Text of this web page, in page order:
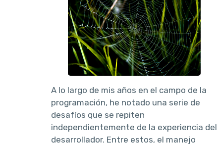
A lo largo de mis años en el campo de la
programación, he notado una serie de
desafíos que se repiten
independientemente de la experiencia del
desarrollador. Entre estos, el manejo